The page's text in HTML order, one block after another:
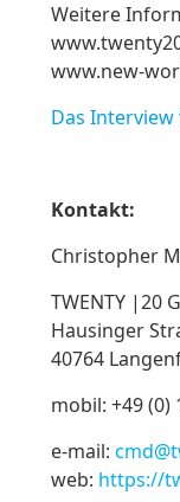
Weitere
www.new-
Das
Kontakt:
Christopher
TWENTY |20
Hausinger
40764
mobil: +49 (0)
e-mail:
web: https://